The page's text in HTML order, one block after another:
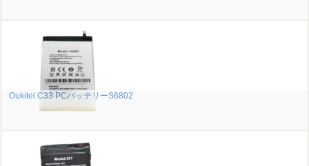
Oukitel C33 PCバッテリーS6802